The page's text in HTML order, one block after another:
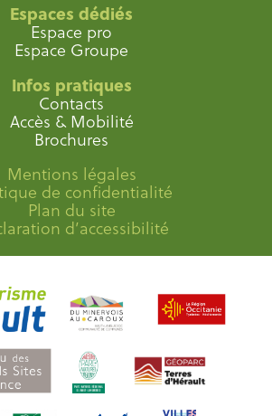
Espaces dédiés
Espace pro
Espace Groupe
Infos pratiques
Contacts
Accès & Mobilité
Brochures
Mentions légales
de confidentialité
Plan du site
d’accessibilité